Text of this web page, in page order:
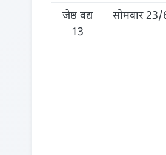
जेष्ठ वद्य
13
सोमवार